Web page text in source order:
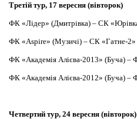
Третій тур, 17 вересня (вівторок)
ФК «Лідер» (Дмитрівка) – СК
ФК «Aspire» (Музичі) – СК «Гатне-2»
ФК «Академія Алієва-2013» (Буча) –
ФК «Академія Алієва-2012» (Буча) –
Четвертий тур, 24 вересня (вівторок)